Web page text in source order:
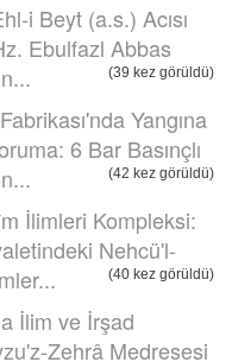
i Beyt (a.s.) Acısı
Ebulfazl Abbas
(39 kez görüldü)
Yangına
6 Bar Basınçlı
(42 kez görüldü)
İlimleri Kompleksi:
Nehcü'l-
(40 kez görüldü)
İlim ve İrşad
Zehrâ Medresesi